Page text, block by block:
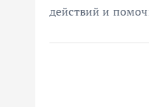
действий и